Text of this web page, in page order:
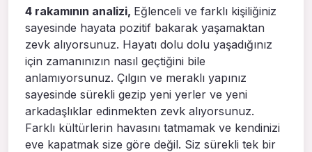
4 rakamının analizi, Eğlenceli ve farklı kişiliğiniz
sayesinde hayata pozitif bakarak yaşamaktan
zevk alıyorsunuz. Hayatı dolu dolu yaşadığınız
için zamanınızın nasıl geçtiğini bile
anlamıyorsunuz. Çılgın ve meraklı yapınız
sayesinde sürekli gezip yeni yerler ve yeni
arkadaşlıklar edinmekten zevk alıyorsunuz.
Farklı kültürlerin havasını tatmamak ve kendinizi
eve kapatmak size göre değil. Siz sürekli tek bir